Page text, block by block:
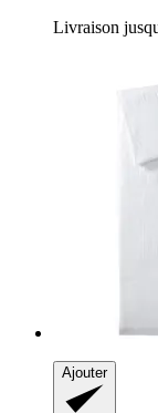
Livraison
Ajouter